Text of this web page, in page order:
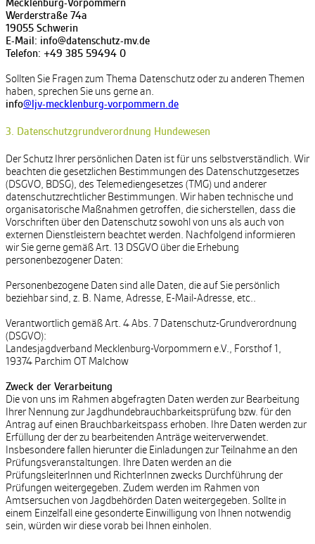
Mecklenburg-Vorpommern
Werderstraße 74a
19055 Schwerin
E-Mail: info@datenschutz-mv.de
Telefon: +49 385 59494 0
Sollten Sie Fragen zum Thema Datenschutz oder zu anderen Themen
haben, sprechen Sie uns gerne an.
info@ljv-mecklenburg-vorpommern.de
3. Datenschutzgrundverordnung Hundewesen
Der Schutz Ihrer persönlichen Daten ist für uns selbstverständlich. Wir
beachten die gesetzlichen Bestimmungen des Datenschutzgesetzes
(DSGVO, BDSG), des Telemediengesetzes (TMG) und anderer
datenschutzrechtlicher Bestimmungen. Wir haben technische und
organisatorische Maßnahmen getroffen, die sicherstellen, dass die
Vorschriften über den Datenschutz sowohl von uns als auch von
externen Dienstleistern beachtet werden. Nachfolgend informieren
wir Sie gerne gemäß Art. 13 DSGVO über die Erhebung
personenbezogener Daten:
Personenbezogene Daten sind alle Daten, die auf Sie persönlich
beziehbar sind, z. B. Name, Adresse, E-Mail-Adresse, etc..
Verantwortlich gemäß Art. 4 Abs. 7 Datenschutz-Grundverordnung
(DSGVO):
Landesjagdverband Mecklenburg-Vorpommern e.V., Forsthof 1,
19374 Parchim OT Malchow
Zweck der Verarbeitung
Die von uns im Rahmen abgefragten Daten werden zur Bearbeitung
Ihrer Nennung zur Jagdhundebrauchbarkeitsprüfung bzw. für den
Antrag auf einen Brauchbarkeitspass erhoben. Ihre Daten werden zur
Erfüllung der der zu bearbeitenden Anträge weiterverwendet.
Insbesondere fallen hierunter die Einladungen zur Teilnahme an den
Prüfungsveranstaltungen. Ihre Daten werden an die
PrüfungsleiterInnen und RichterInnen zwecks Durchführung der
Prüfungen weitergegeben. Zudem werden im Rahmen von
Amtsersuchen von Jagdbehörden Daten weitergegeben. Sollte in
einem Einzelfall eine gesonderte Einwilligung von Ihnen notwendig
sein, würden wir diese vorab bei Ihnen einholen.